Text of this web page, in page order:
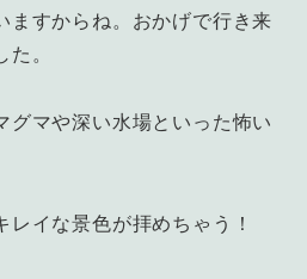
ますからね。おかげで行き来
。
グマや深い水場といった怖い
レイな景色が拝めちゃう！